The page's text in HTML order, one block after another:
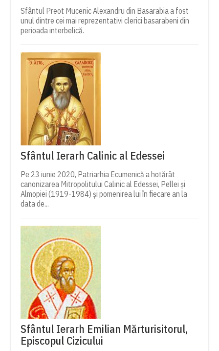
Sfântul Preot Mucenic Alexandru din Basarabia a fost
unul dintre cei mai reprezentativi clerici basarabeni din
perioada interbelică.
Sfântul Ierarh Calinic al Edessei
Pe 23 iunie 2020, Patriarhia Ecumenică a hotărât
canonizarea Mitropolitului Calinic al Edessei, Pellei și
Almopiei (1919-1984) și pomenirea lui în fiecare an la
data de...
Sfântul Ierarh Emilian Mărturisitorul,
Episcopul Cizicului